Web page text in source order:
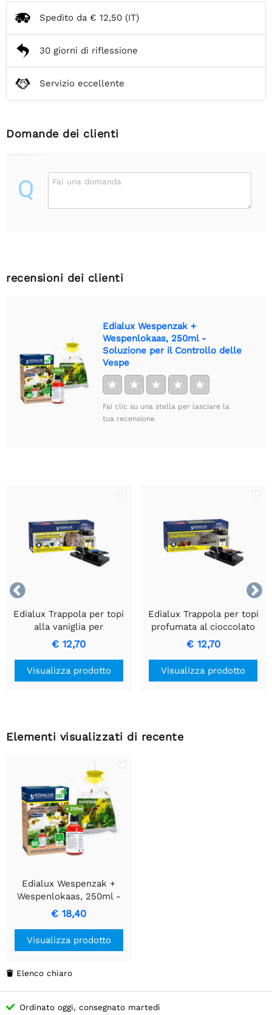
Spedito da € 12,50 (IT)
30 giorni di riflessione
Servizio eccellente
Domande dei clienti
Q Fai una domanda
recensioni dei clienti
Edialux Wespenzak +
Wespenlokaas, 250ml -
Soluzione per il Controllo delle
Vespe
★ ★ ★ ★ ★
Fai clic su una stella per lasciare la
tua recensione


Edialux Trappola per topi
alla vaniglia per
un'efficace controllo dei
parassiti
€ 12,70
Visualizza prodotto
Edialux Trappola per topi
profumata al cioccolato
€ 12,70
Visualizza prodotto
Elementi visualizzati di recente
Edialux Wespenzak +
Wespenlokaas, 250ml -
Soluzione per il Controllo
delle Vespe
€ 18,40
Visualizza prodotto
 Elenco chiaro
Ordinato oggi, consegnato martedì